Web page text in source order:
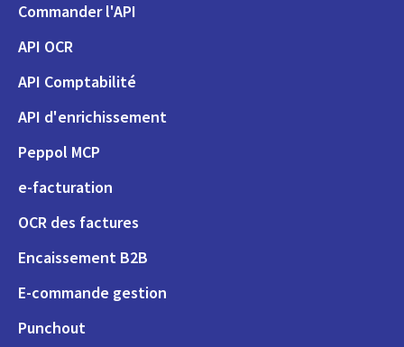
Commander l'API
API OCR
API Comptabilité
API d'enrichissement
Peppol MCP
e-facturation
OCR des factures
Encaissement B2B
E-commande gestion
Punchout